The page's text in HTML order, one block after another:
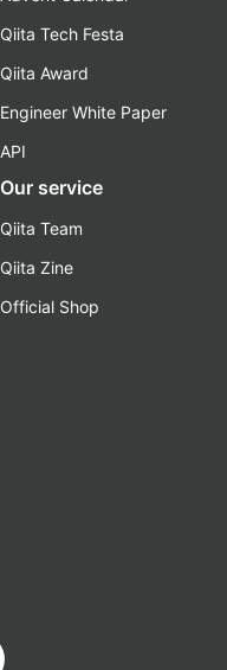
Qiita Tech Festa
Qiita Award
Engineer White Paper
API
Our service
Qiita Team
Qiita Zine
Official Shop